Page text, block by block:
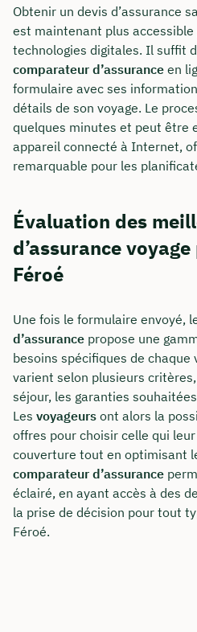
Obtenir un devis d’assurance
est maintenant plus accessible
technologies digitales. Il suffit
comparateur d’assurance en
formulaire avec ses
détails de son voyage. Le
quelques minutes et peut être
appareil connecté à Internet,
remarquable pour les
Évaluation des
d’assurance
Féroé
Une fois le formulaire envoyé,
d’assurance propose une
besoins spécifiques de chaque
varient selon plusieurs
séjour, les garanties
Les voyageurs ont alors la
offres pour choisir celle qui
couverture tout en optimisant
comparateur d’assurance
éclairé, en ayant accès à des
la prise de décision pour tout
Féroé.